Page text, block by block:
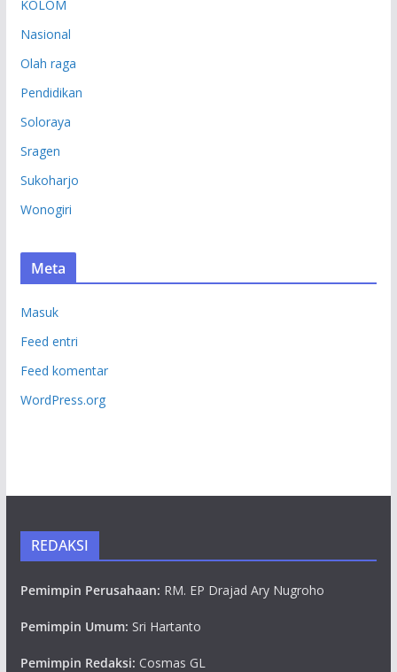
KOLOM
Nasional
Olah raga
Pendidikan
Soloraya
Sragen
Sukoharjo
Wonogiri
Meta
Masuk
Feed entri
Feed komentar
WordPress.org
REDAKSI
Pemimpin Perusahaan: RM. EP Drajad Ary Nugroho
Pemimpin Umum: Sri Hartanto
Pemimpin Redaksi: Cosmas GL